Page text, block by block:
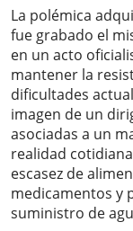
La polémica
fue grabado el
en un acto
mantener la
dificultades
imagen de un
asociadas a un
realidad
escasez de
medicamentos y
suministro de